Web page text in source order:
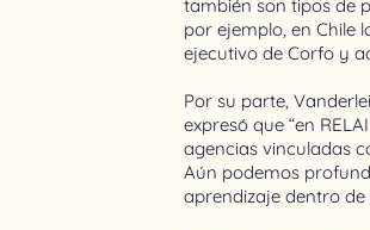
también son tipos de
por ejemplo, en Chile
ejecutivo de Corfo y
Por su parte,
expresó que “en
agencias vinculadas
Aún podemos
aprendizaje dentro de